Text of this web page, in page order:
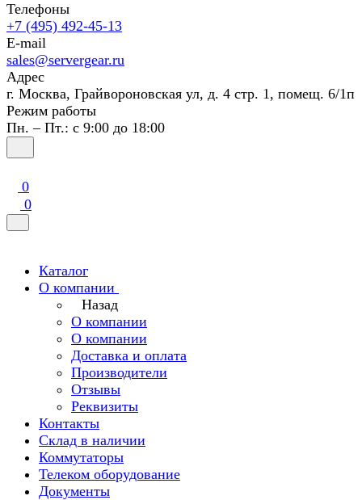
Телефоны
+7 (495) 492-45-13
E-mail
sales@servergear.ru
Адрес
г. Москва, Грайвороновская ул, д. 4 стр. 1, помещ. 6/1п
Режим работы
Пн. – Пт.: с 9:00 до 18:00
0
0
Каталог
О компании
Назад
О компании
О компании
Доставка и оплата
Производители
Отзывы
Реквизиты
Контакты
Склад в наличии
Коммутаторы
Телеком оборудование
Документы